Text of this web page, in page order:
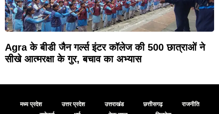
Agra के बीडी जैन गर्ल्स इंटर कॉलेज की 500 छात्राओं ने
सीखे आत्मरक्षा के गुर, बचाव का अभ्यास
मध्य प्रदेश उत्तर प्रदेश उत्तराखंड छत्तीसगढ़
राजनीति